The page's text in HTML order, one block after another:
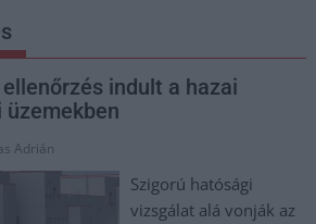
indult a hazai
Adrián
Szigorú hatósági
vizsgálat alá vonják az